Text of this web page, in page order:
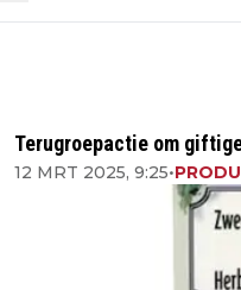
Terugroepactie om
12 MRT 2025, 9:25•